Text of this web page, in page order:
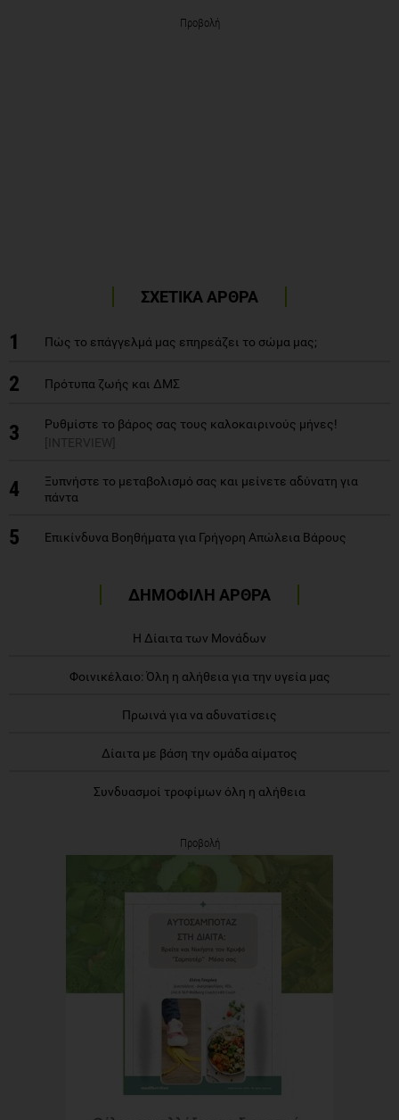
Προβολή
ΣΧΕΤΙΚΑ ΑΡΘΡΑ
1 Πώς το επάγγελμά μας επηρεάζει το σώμα μας;
2 Πρότυπα ζωής και ΔΜΣ
3
Ρυθμίστε το βάρος σας τους καλοκαιρινούς μήνες!
[INTERVIEW]
4
Ξυπνήστε το μεταβολισμό σας και μείνετε αδύνατη για
πάντα
5 Επικίνδυνα Βοηθήματα για Γρήγορη Απώλεια Βάρους
ΔΗΜΟΦΙΛΗ ΑΡΘΡΑ
Η Δίαιτα των Μονάδων
Φοινικέλαιο: Όλη η αλήθεια για την υγεία μας
Πρωινά για να αδυνατίσεις
Δίαιτα με βάση την ομάδα αίματος
Συνδυασμοί τροφίμων όλη η αλήθεια
Προβολή